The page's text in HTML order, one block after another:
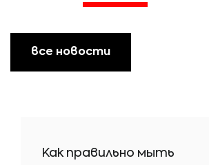
все новости
Как правильно мыть